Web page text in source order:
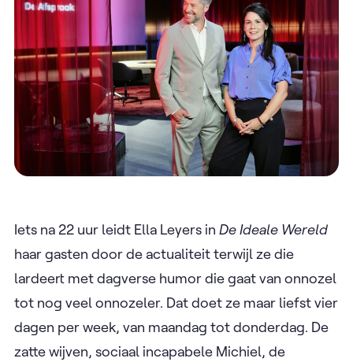
Iets na 22 uur leidt Ella Leyers in De Ideale Wereld
haar gasten door de actualiteit terwijl ze die
lardeert met dagverse humor die gaat van onnozel
tot nog veel onnozeler. Dat doet ze maar liefst vier
dagen per week, van maandag tot donderdag. De
zatte wijven, sociaal incapabele Michiel, de